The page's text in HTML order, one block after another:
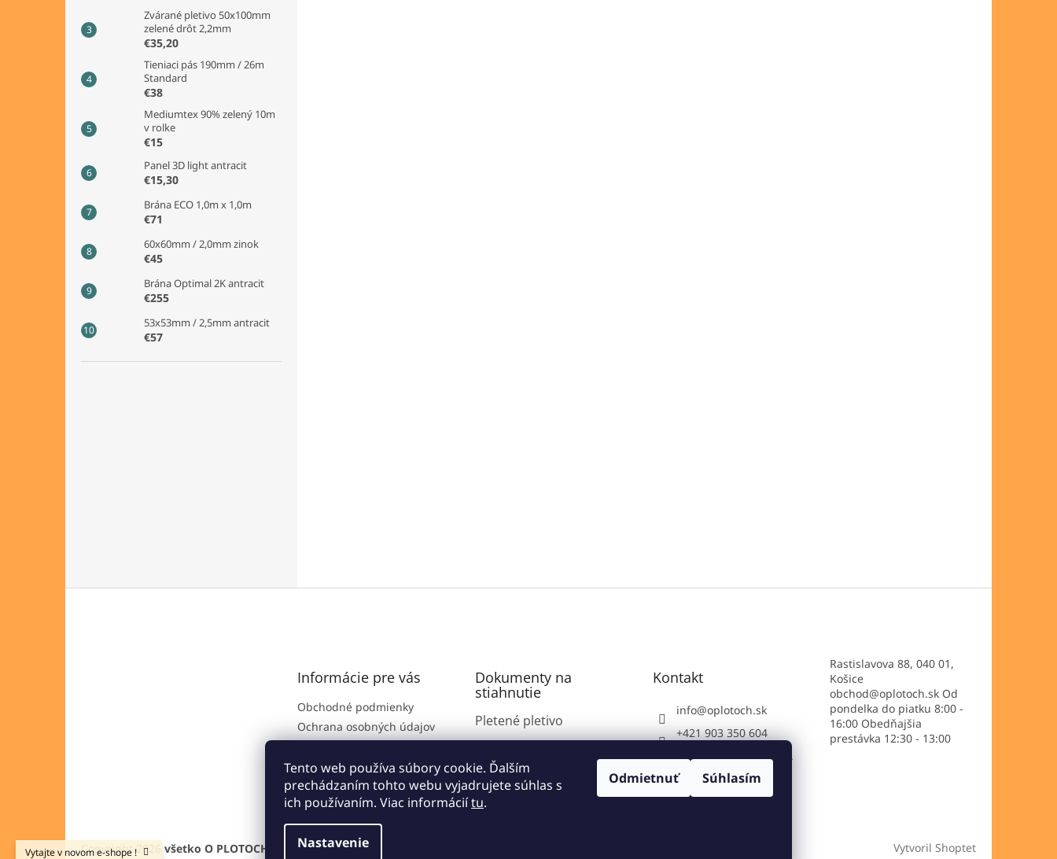
Tento web používa súbory cookie. Ďalším
prechádzaním tohto webu vyjadrujete súhlas s
ich používaním. Viac informáciítu.
Nastavenie
Odmietnuť Súhlasím
Vytajte v novom e-shope !
Zvárané pletivo 50x100mm
zelené drôt 2,2mm
€35,20
Tieniaci pás 190mm / 26m
Standard
€38
Mediumtex 90% zelený 10m
v rolke
€15
Panel 3D light antracit
€15,30
Brána ECO 1,0m x 1,0m
€71
60x60mm / 2,0mm zinok
€45
Brána Optimal 2K antracit
€255
53x53mm / 2,5mm antracit
€57
Informácie pre vás
Obchodné podmienky
Ochrana osobných údajov
Reklamačné podmienky
Odstúpenie od zmluny
Dokumenty na
stiahnutie
Pletené pletivo
Zvárané pletivo
Kontakt
info@oplotoch.sk
+421 903 350 604
https://www.facebook.
com/vsetkooplotoch/
vsetkooplotoch/
Rastislavova 88, 040 01,
Košice
obchod@oplotoch.sk Od
pondelka do piatku 8:00 -
16:00 Obedňajšia
prestávka 12:30 - 13:00
Vytvoril Shoptet
Copyright 2026 všetko O PLOTOCH . Všetky práva vyhradené.